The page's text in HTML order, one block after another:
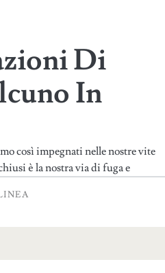
Di
In
così impegnati nelle nostre vite
è la nostra via di fuga e